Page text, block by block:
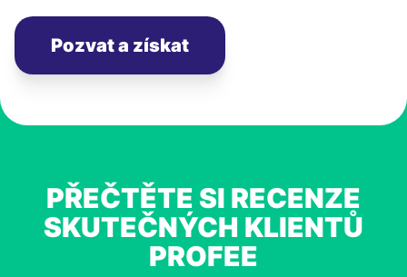
Pozvat a získat
PŘEČTĚTE SI RECENZE
SKUTEČNÝCH KLIENTŮ
PROFEE